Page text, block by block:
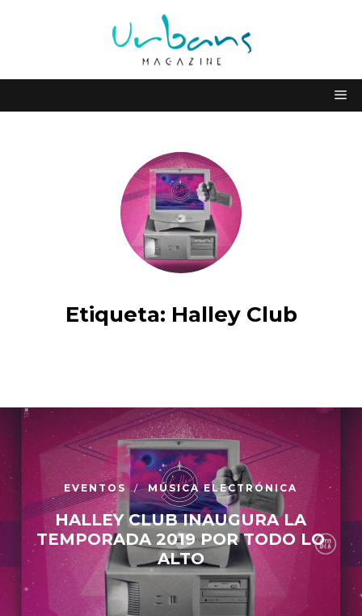
Etiqueta: Halley Club
EVENTOS MÚSICA ELECTRÓNICA
HALLEY CLUB INAUGURA LA
TEMPORADA 2019 POR TODO LO
ALTO